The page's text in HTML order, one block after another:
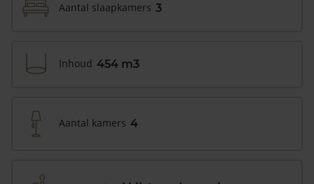
Aantal slaapkamers 3
Inhoud 454 m3
Aantal kamers 4